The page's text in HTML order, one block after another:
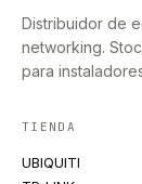
Distribuidor de
networking.
para
TIENDA
UBIQUITI